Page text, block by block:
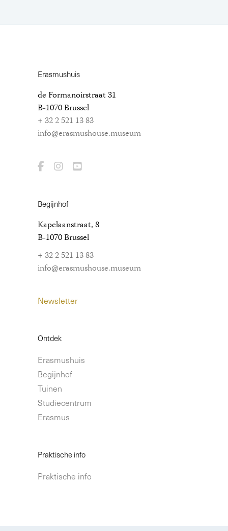
Erasmushuis
de Formanoirstraat 31
B-1070 Brussel
+ 32 2 521 13 83
info@erasmushouse.museum
Begijnhof
Kapelaanstraat, 8
B-1070 Brussel
+ 32 2 521 13 83
info@erasmushouse.museum
Newsletter
Ontdek
Erasmushuis
Begijnhof
Tuinen
Studiecentrum
Erasmus
Praktische info
Praktische info